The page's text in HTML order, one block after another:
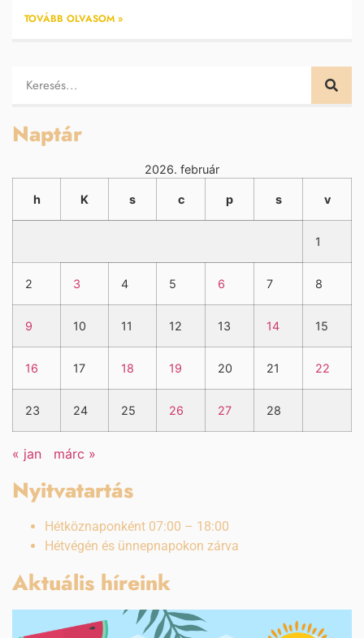
TOVÁBB OLVASOM »
Naptár
2026. február
h K s c p s v
1
2 3 4 5 6 7 8
9 10 11 12 13 14 15
16 17 18 19 20 21 22
23 24 25 26 27 28
« jan márc »
Nyitvatartás
Hétköznaponként 07:00 – 18:00
Hétvégén és ünnepnapokon zárva
Aktuális híreink